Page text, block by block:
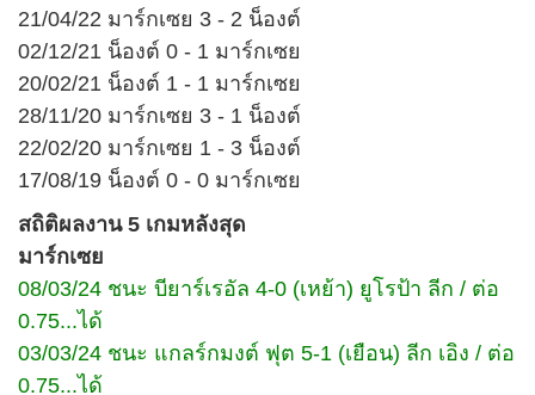
21/04/22 มาร์กเซย 3 - 2 น็องต์
02/12/21 น็องต์ 0 - 1 มาร์กเซย
20/02/21 น็องต์ 1 - 1 มาร์กเซย
28/11/20 มาร์กเซย 3 - 1 น็องต์
22/02/20 มาร์กเซย 1 - 3 น็องต์
17/08/19 น็องต์ 0 - 0 มาร์กเซย
สถิติผลงาน 5 เกมหลังสุด
มาร์กเซย
08/03/24 ชนะ บียาร์เรอัล 4-0 (เหย้า) ยูโรป้า ลีก / ต่อ
0.75...ได้
03/03/24 ชนะ แกลร์กมงต์ ฟุต 5-1 (เยือน) ลีก เอิง / ต่อ
0.75...ได้